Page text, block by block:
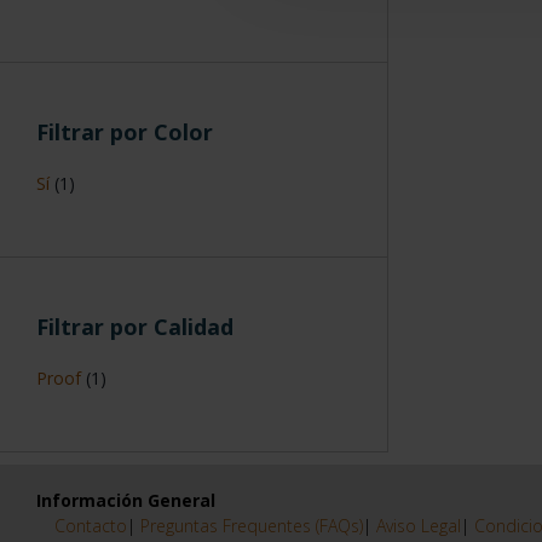
Filtrar por Color
Sí (1)
Filtrar por Calidad
Proof (1)
Información General
Contacto | Preguntas Frequentes (FAQs)| Aviso Legal |